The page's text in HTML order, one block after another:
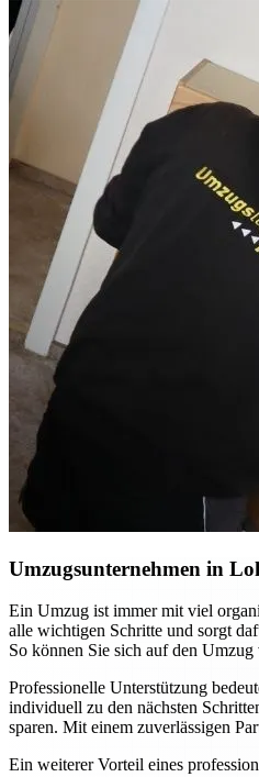
Umzugsunternehmen in
Ein Umzug ist immer mit viel
alle wichtigen Schritte und sorgt
So können Sie sich auf den Umzug
Professionelle Unterstützung
individuell zu den nächsten
sparen. Mit einem zuverlässigen
Ein weiterer Vorteil eines